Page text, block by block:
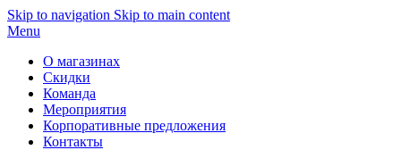
Skip to navigation Skip to main content
Menu
О магазинах
Скидки
Команда
Мероприятия
Корпоративные предложения
Контакты